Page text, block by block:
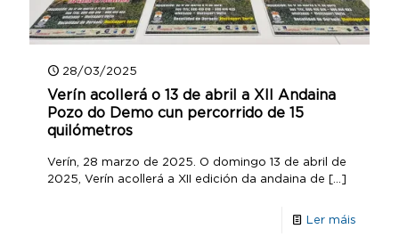
28/03/2025
Verín acollerá o 13 de abril a XII Andaina
Pozo do Demo cun percorrido de 15
quilómetros
Verín, 28 marzo de 2025. O domingo 13 de abril de
2025, Verín acollerá a XII edición da andaina de […]
Ler máis